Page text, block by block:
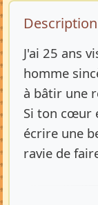
Description
J'ai 25 ans
homme
à bâtir une
Si ton cœur
écrire une
ravie de